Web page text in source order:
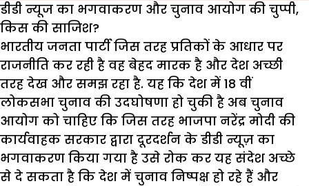
डीडी न्यूज का भगवाकरण और चुनाव आयोग की चुप्पी,
किस की साजिश?
भारतीय जनता पार्टी जिस तरह प्रतिकों के आधार पर
राजनीति कर रही है वह बेहद मारक है और देश अच्छी
तरह देख और समझ रहा है. यह कि देश में 18 वीं
लोकसभा चुनाव की उदघोषणा हो चुकी है अब चुनाव
आयोग को चाहिए कि जिस तरह भाजपा नरेंद्र मोदी की
कार्यवाहक सरकार द्वारा दूरदर्शन के डीडी न्यूज़ का
भगवाकरण किया गया है उसे रोक कर यह संदेश अच्छे
से दे सकता है कि देश में चुनाव निष्पक्ष हो रहे हैं और